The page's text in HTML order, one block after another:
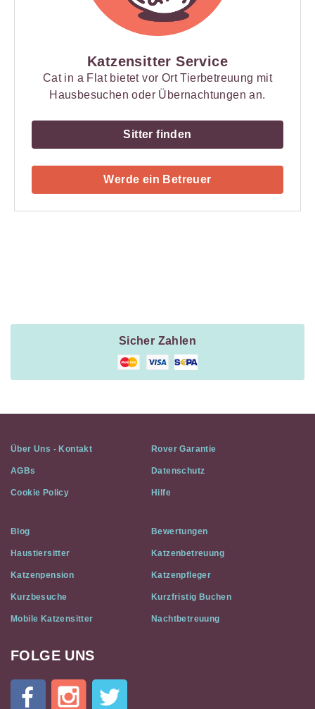
Katzensitter Service
Cat in a Flat bietet vor Ort Tierbetreuung mit
Hausbesuchen oder Übernachtungen an.
Sitter finden
Werde ein Betreuer
Sicher Zahlen
Über Uns - Kontakt Rover Garantie
AGBs Datenschutz
Cookie Policy Hilfe
Blog Bewertungen
Haustiersitter Katzenbetreuung
Katzenpension Katzenpfleger
Kurzbesuche Kurzfristig Buchen
Mobile Katzensitter Nachtbetreuung
Cat
Flat
FOLGE UNS